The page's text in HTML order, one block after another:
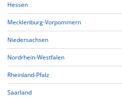
Hessen
Mecklenburg-Vorpommern
Niedersachsen
Nordrhein-Westfalen
Rheinland-Pfalz
Saarland